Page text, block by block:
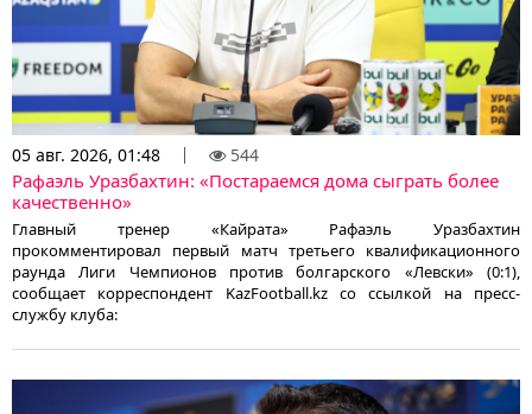
05 авг. 2026, 01:48 544
Рафаэль Уразбахтин: «Постараемся дома сыграть более
качественно»
Главный тренер «Кайрата» Рафаэль Уразбахтин
прокомментировал первый матч третьего квалификационного
раунда Лиги Чемпионов против болгарского «Левски» (0:1),
сообщает корреспондент KazFootball.kz со ссылкой на пресс-
службу клуба: